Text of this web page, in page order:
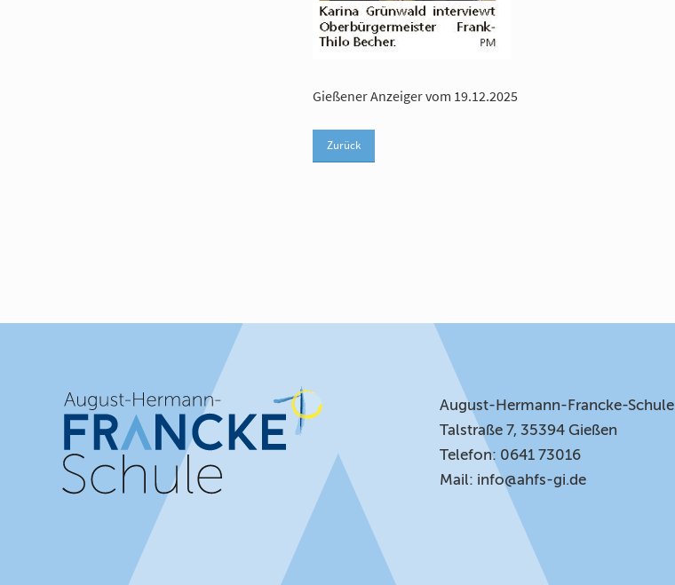
Gießener Anzeiger vom 19.12.2025
Zurück
August-Hermann-Francke-Schule
Talstraße 7, 35394 Gießen
Telefon: 0641 73016
Mail: info@ahfs-gi.de